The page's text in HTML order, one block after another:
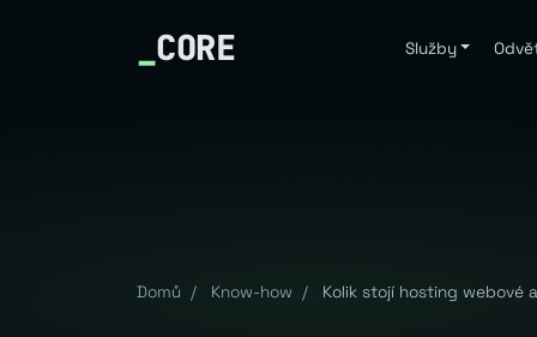
_CORE Služby
Domů / Know-how / Kolik stojí hosting webové